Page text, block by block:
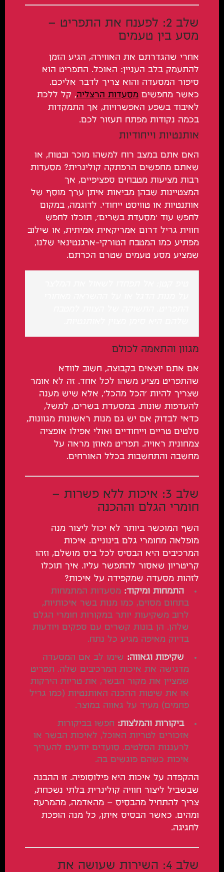
שלב 2: לפענח את התפריט –
מסע בין טעמים
אחרי שהגדרתם את האווירה, הגיע הזמן
להתעמק בלב העניין: האוכל. התפריט הוא
סיפור המסעדה והוא צריך לדבר אליכם.
כאשר מחפשים מסעדות הרצליה, קל ללכת
לאיבוד בשפע האפשרויות, אך התמקדות
בכמה נקודות מפתח תעזור לכם.
אותנטיות וייחודיות
האם אתם במצב רוח למשהו מוכר ובטוח, או
שאתם מחפשים הרפתקה קולינרית? מסעדות
רבות מציעות מטבחים ספציפיים, אך
המצטיינות שבהן מביאות איתן ערך מוסף של
אותנטיות או טוויסט ייחודי. לדוגמה, במקום
לחפש עוד 'מסעדת בשרים', תוכלו לחפש
חווית גריל דרום אמריקאית אמיתית, או שילוב
מפתיע כמו המטבח הטורקי-ארגנטינאי שלנו,
שמציע מסע טעמים שטרם הכרתם.
מגוון והתאמה לכולם
אם אתם יוצאים בקבוצה, חשוב לוודא
שהתפריט מציע משהו לכל אחד. זה לא אומר
שצריך להיות 'הכל מהכל', אלא שיש מענה
להעדפות שונות. במסעדת בשרים, למשל,
כדאי לבדוק אם יש גם מנות ראשונות מגוונות,
סלטים טריים וייחודיים ואולי אפילו אופציה
צמחונית ראויה. תפריט מאוזן מראה על
מחשבה והתחשבות בכלל האורחים.
שלב 3: איכות ללא פשרות –
חומרי הגלם וההכנה
השף המוכשר ביותר לא יכול ליצור מנה
מופלאה מחומרי גלם בינוניים. איכות
המרכיבים היא הבסיס לכל ביס מושלם, וזהו
קריטריון שאסור להתפשר עליו. איך תוכלו
לזהות מסעדה שמקפידה על איכות?
התמחות ומיקוד: מסעדות המתמחות
בתחום מסוים, כמו מנות בשר איכותיות,
לרוב משקיעות יותר במקורות חומרי הגלם
שלהן. הן בונות קשרים עם ספקים ויודעות
בדיוק מאיפה מגיע כל נתח.
שקיפות וגאווה: שימו לב אם המסעדה
מדגישה את איכות המרכיבים שלה. תפריט
שמציין את מקור הבשר, את טריות הירקות
או את שיטות ההכנה האותנטיות (כמו גריל
פחמים) מעיד על גאווה במוצר.
ביקורות והמלצות: חפשו בביקורות
אזכורים לטריות האוכל, לאיכות הבשר או
לרעננות הסלטים. סועדים יודעים להעריך
איכות כשהם פוגשים בה.
ההקפדה על איכות היא פילוסופיה. זו ההבנה
שבשביל ליצור חוויה קולינרית בלתי נשכחת,
צריך להתחיל מהבסיס – מהאדמה, מהמרעה
ומהים. כאשר הבסיס איתן, כל מנה הופכת
לחגיגה.
שלב 4: השירות שעושה את